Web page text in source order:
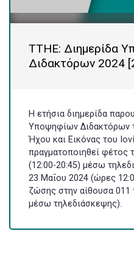
ΤΤΗΕ: Διημερίδα
Διδακτόρων 2024
Η ετήσια διημερίδα
Υποψηφίων Διδακτόρων
Ήχου και Εικόνας του
πραγματοποιηθεί φέτος
(12:00-20:45) μέσω
23 Μαΐου 2024 (ώρες
ζώσης στην αίθουσα 011
μέσω τηλεδιάσκεψης).